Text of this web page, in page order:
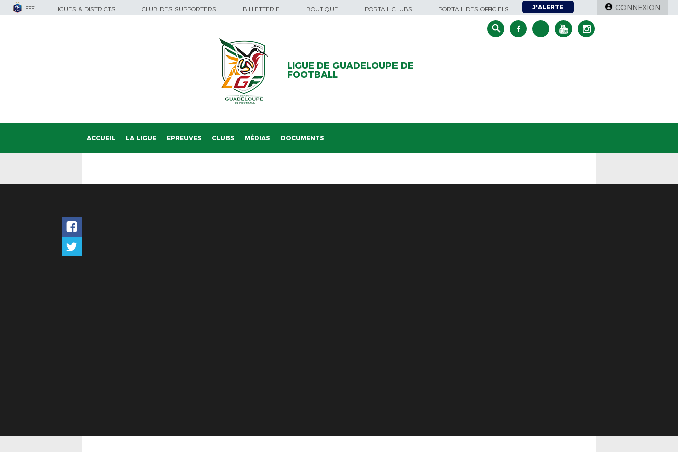
FFF LIGUES & DISTRICTS CLUB DES SUPPORTERS BILLETTERIE BOUTIQUE PORTAIL CLUBS PORTAIL DES OFFICIELS J'ALERTE CONNEXION
LIGUE DE GUADELOUPE DE
FOOTBALL
ACCUEIL LA LIGUE EPREUVES CLUBS MÉDIAS DOCUMENTS